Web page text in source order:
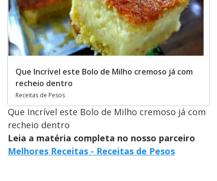
Que Incrível este Bolo de Milho cremoso já com
recheio dentro
Receitas de Pesos
Que Incrível este Bolo de Milho cremoso já com
recheio dentro
Leia a matéria completa no nosso parceiro
Melhores Receitas - Receitas de Pesos